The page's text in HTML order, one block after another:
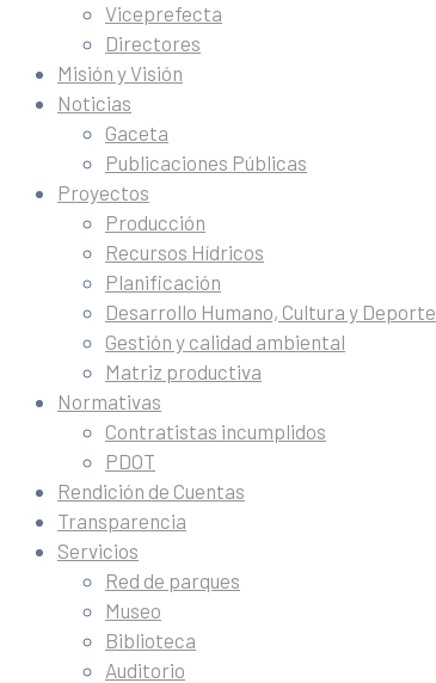
Viceprefecta
Directores
Misión y Visión
Noticias
Gaceta
Publicaciones Públicas
Proyectos
Producción
Recursos Hídricos
Planificación
Desarrollo Humano, Cultura y Deporte
Gestión y calidad ambiental
Matriz productiva
Normativas
Contratistas incumplidos
PDOT
Rendición de Cuentas
Transparencia
Servicios
Red de parques
Museo
Biblioteca
Auditorio